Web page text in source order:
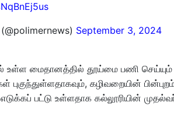
September 3, 2024
உள்ள மைதானத்தில் தூய்மை பணி செய்யும்
புகுந்துள்ளதாகவும், கழிவறையின்
பட்டு உள்ளதாக கல்லூரியின்